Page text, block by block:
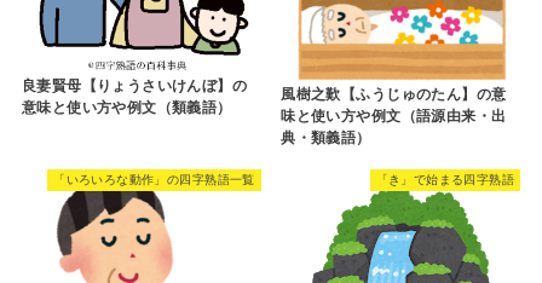
良妻賢母【りょうさいけんぼ】の
意味と使い方や例文（類義語）
風樹之歎【ふうじゅのたん】の意
味と使い方や例文（語源由来・出
典・類義語）
「いろいろな動作」の四字熟語一覧 「き」で始まる四字熟語